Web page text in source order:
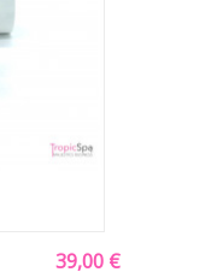
39,00 €